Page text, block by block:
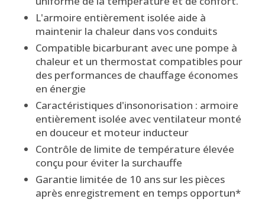
L'armoire entièrement isolée aide à
maintenir la chaleur dans vos conduits
Compatible bicarburant avec une pompe à
chaleur et un thermostat compatibles pour
des performances de chauffage économes
en énergie
Caractéristiques d'insonorisation : armoire
entièrement isolée avec ventilateur monté
en douceur et moteur inducteur
Contrôle de limite de température élevée
conçu pour éviter la surchauffe
Garantie limitée de 10 ans sur les pièces
après enregistrement en temps opportun*